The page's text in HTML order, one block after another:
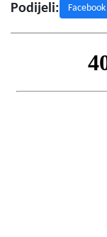
Podijeli: Facebook